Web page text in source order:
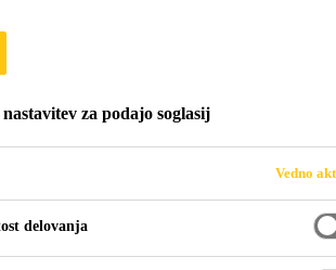
okvirja oken / vrat in
ki utrjuje s pomočjo zračne vlage.
za podajo soglasij
Vedno
delovanja